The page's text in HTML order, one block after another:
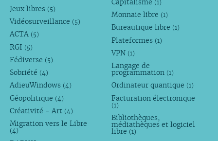
Jeux libres (5)
Vidéosurveillance (5)
ACTA (5)
RGI (5)
Fédiverse (5)
Sobriété (4)
AdieuWindows (4)
Géopolitique (4)
Créativité - Art (4)
Migration vers le Libre
(4)
(1)
Monnaie libre (1)
Bureautique libre (1)
Plateformes (1)
VPN (1)
Langage de
programmation (1)
Ordinateur quantique (1)
Facturation électronique
(1)
Bibliothèques,
médiathèques et logiciel
libre (1)